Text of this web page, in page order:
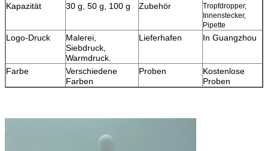
Kapazität
30 g, 50 g, 100 g Zubehör
Tropfdropper,
Innenstecker,
Pipette
Logo-Druck
Malerei,
Siebdruck,
Warmdruck.
Lieferhafen In Guangzhou
Farbe
Verschiedene
Farben
Proben
Kostenlose
Proben